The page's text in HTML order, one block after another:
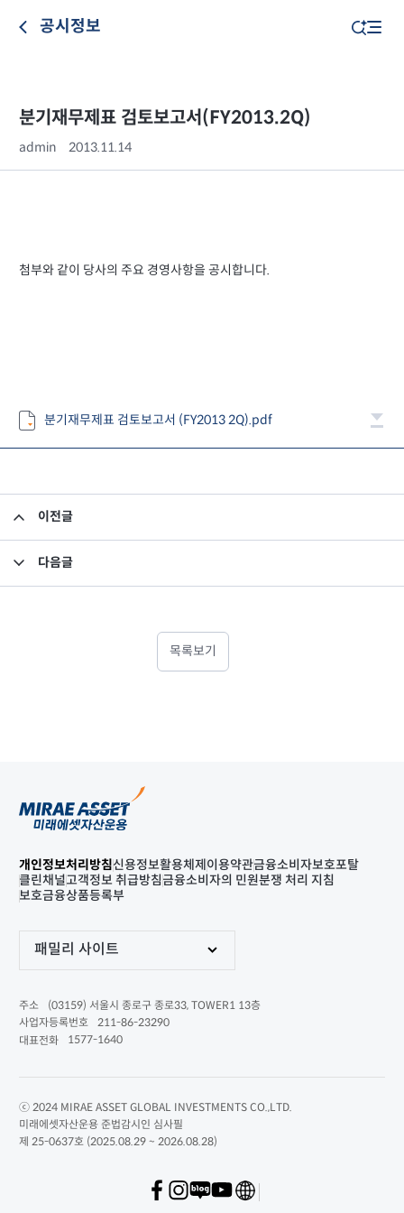
공시정보
분기재무제표 검토보고서(FY2013.2Q)
admin 2013.11.14
첨부와 같이 당사의 주요 경영사항을 공시합니다.
분기재무제표 검토보고서 (FY2013 2Q).pdf
이전글
다음글
목록보기
개인정보처리방침신용정보활용체제 이용약관금융소비자보호포탈
클린채널고객정보 취급방침금융소비자의 민원분쟁 처리 지침
보호금융상품등록부
패밀리 사이트
주소
(03159) 서울시 종로구 종로33, TOWER1 13층
사업자등록번호
211-86-23290
대표전화
1577-1640
ⓒ 2024 MIRAE ASSET GLOBAL INVESTMENTS CO.,LTD.
미래에셋자산운용 준법감시인 심사필
제 25-0637호 (2025.08.29 ~ 2026.08.28)